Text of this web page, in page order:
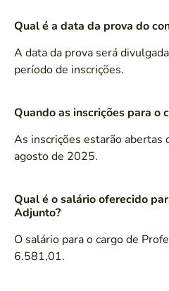
Qual é a data da prova do
A data da prova será
período de inscrições.
Quando as inscrições para o
As inscrições estarão abertas
agosto de 2025.
Qual é o salário oferecido
Adjunto?
O salário para o cargo de
6.581,01.